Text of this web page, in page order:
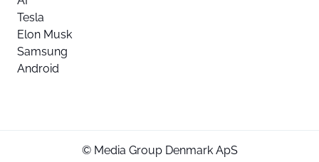
Tesla
Elon Musk
Samsung
Android
© Media Group Denmark ApS